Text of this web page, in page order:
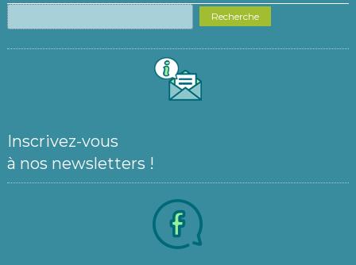
Recherche
Inscrivez-vous
à nos newsletters !